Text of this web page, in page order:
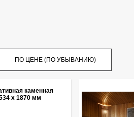
ПО ЦЕНЕ (ПО УБЫВАНИЮ)
каменная
х 1870 мм